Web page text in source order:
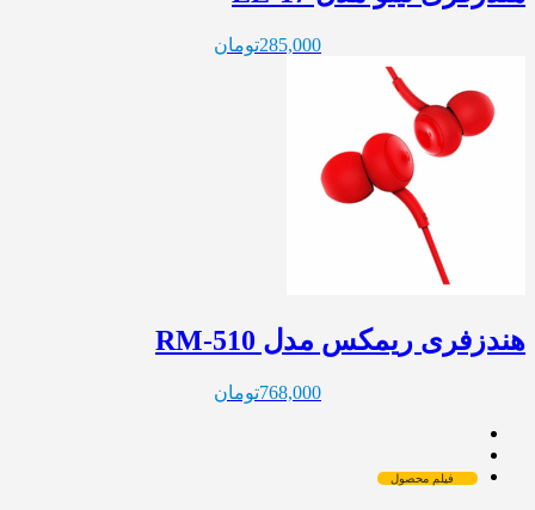
285,000تومان
هندزفری ریمکس مدل RM-510
768,000تومان
فیلم محصول